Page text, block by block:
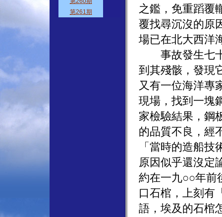
之鑑，免重蹈覆
覆找尋沉沒的原
場已在北大西洋
事故發生七十
到其殘骸，發現
又有一位海洋專
現場，找到一塊
家檢驗結果，鋼
的品質不良，經
「當時的造船
原因似乎還沒定
約在一九○○年前
口石棺，上刻有
語，埃及的石棺